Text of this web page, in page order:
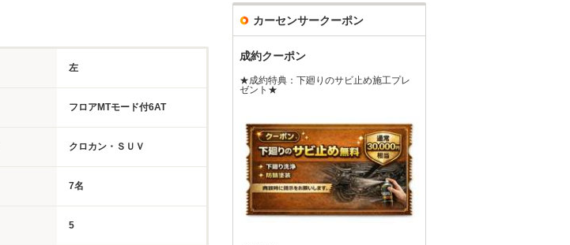
左
フロアMTモード付6AT
クロカン・ＳＵＶ
7名
5
カーセンサークーポン
成約クーポン
★成約特典：下廻りのサビ止め施工プレ
ゼント★